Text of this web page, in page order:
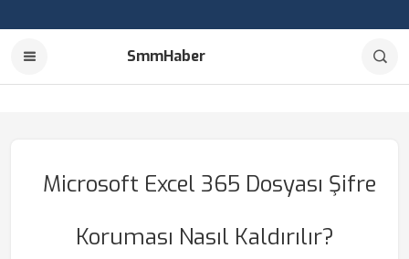
SmmHaber
Microsoft Excel 365 Dosyası Şifre
Koruması Nasıl Kaldırılır?